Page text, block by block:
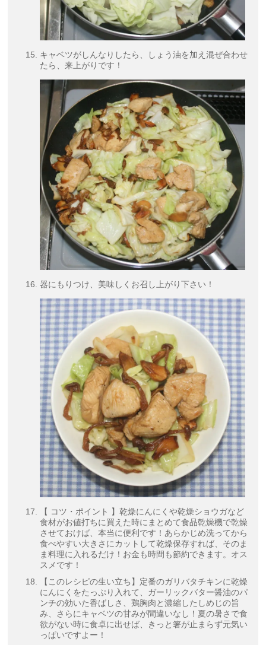
キャベツがしんなりしたら、しょう油を加え混ぜ合わせ
たら、来上がりです！
器にもりつけ、美味しくお召し上がり下さい！
【 コツ・ポイント 】乾燥にんにくや乾燥ショウガなど
食材がお値打ちに買えた時にまとめて食品乾燥機で乾燥
させておけば、本当に便利です！あらかじめ洗ってから
食べやすい大きさにカットして乾燥保存すれば、そのま
ま料理に入れるだけ！お金も時間も節約できます。オス
スメです！
【このレシピの生い立ち】定番のガリバタチキンに乾燥
にんにくをたっぷり入れて、ガーリックバター醤油のパ
ンチの効いた香ばしさ、鶏胸肉と濃縮したしめじの旨
み、さらにキャベツの甘みが間違いなし！夏の暑さで食
欲がない時に食卓に出せば、きっと箸が止まらず元気い
っぱいですよー！